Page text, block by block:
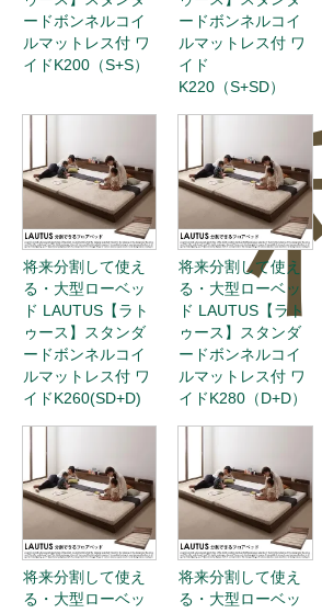
ードボンネルコイ
ルマットレス付 ワ
イドK200（S+S）
ードボンネルコイ
ルマットレス付 ワ
イド
K220（S+SD）
将来分割して使え
る・大型ローベッ
ド LAUTUS【ラト
ゥース】スタンダ
ードボンネルコイ
ルマットレス付 ワ
イドK260(SD+D)
将来分割して使え
る・大型ローベッ
ド LAUTUS【ラト
ゥース】スタンダ
ードボンネルコイ
ルマットレス付 ワ
イドK280（D+D）
将来分割して使え
る・大型ローベッ
将来分割して使え
る・大型ローベッ